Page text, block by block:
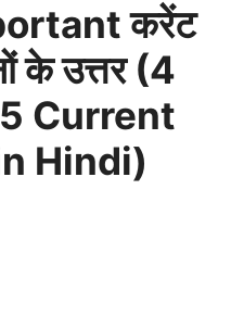
करेंट
के उत्तर (4
Current
Hindi)